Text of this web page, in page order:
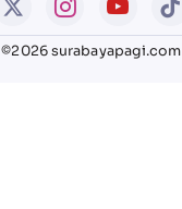
©2026 surabayapagi.com